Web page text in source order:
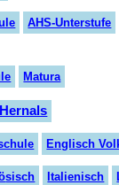
AHS-Unterstufe
Matura
Englisch
sisch Italienisch